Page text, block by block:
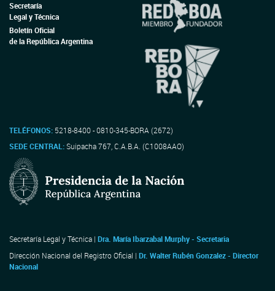
Secretaría
Legal y Técnica
Boletín Oficial
de la República Argentina
TELÉFONOS: 5218-8400 - 0810-345-BORA (2672)
SEDE CENTRAL:Suipacha 767, C.A.B.A. (C1008AAO)
Secretaría Legal y Técnica | Dra. María Ibarzabal Murphy - Secretaria
Dirección Nacional del Registro Oficial | Dr. Walter Rubén Gonzalez - Director
Nacional